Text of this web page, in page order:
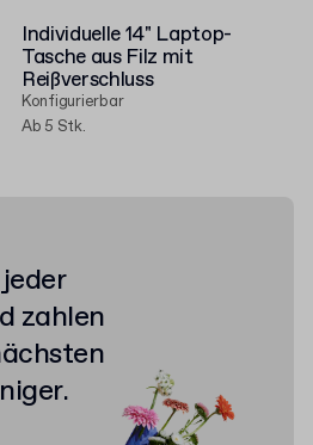
Individuelle 14" Laptop-
Tasche aus Filz mit
Reißverschluss
Konfigurierbar
Ab 5 Stk.
zahlen